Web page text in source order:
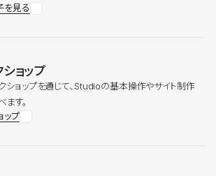
を見る
ョップ
ショップを通じて、Studioの基本操作やサイト制作
す。
ップ